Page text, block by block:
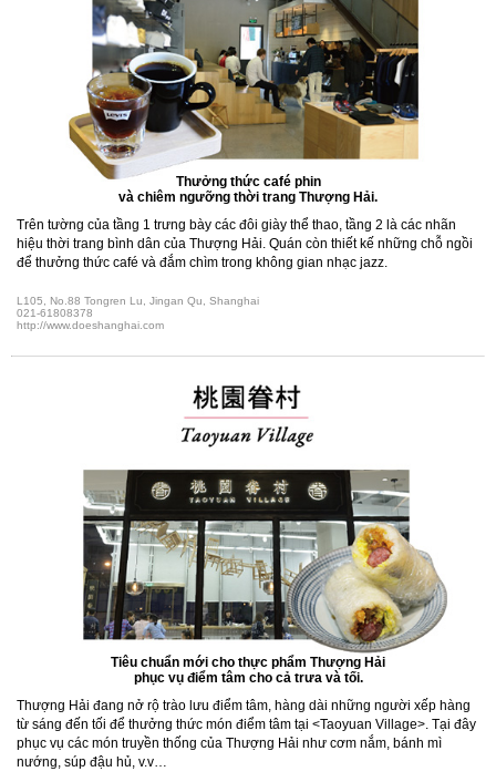
Thưởng thức café phin
và chiêm ngưỡng thời trang Thượng Hải.
Trên tường của tầng 1 trưng bày các đôi giày thể thao, tầng 2 là các nhãn
hiệu thời trang bình dân của Thượng Hải. Quán còn thiết kế những chỗ ngồi
để thưởng thức café và đắm chìm trong không gian nhạc jazz.
L105, No.88 Tongren Lu, Jingan Qu, Shanghai
021-61808378
http://www.doeshanghai.com
Tiêu chuẩn mới cho thực phẩm Thượng Hải
phục vụ điểm tâm cho cả trưa và tối.
Thượng Hải đang nở rộ trào lưu điểm tâm, hàng dài những người xếp hàng
từ sáng đến tối để thưởng thức món điểm tâm tại <Taoyuan Village>. Tại đây
phục vụ các món truyền thống của Thượng Hải như cơm nắm, bánh mì
nướng, súp đậu hủ, v.v…